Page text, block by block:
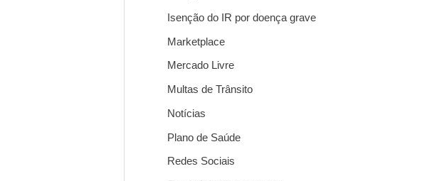
Isenção do IR por doença grave
Marketplace
Mercado Livre
Multas de Trânsito
Notícias
Plano de Saúde
Redes Sociais